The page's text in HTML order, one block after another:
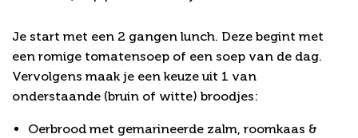
Je start met een 2 gangen lunch. Deze begint met
een romige tomatensoep of een soep van de dag.
Vervolgens maak je een keuze uit 1 van
onderstaande (bruin of witte) broodjes:
Oerbrood met gemarineerde zalm, roomkaas &